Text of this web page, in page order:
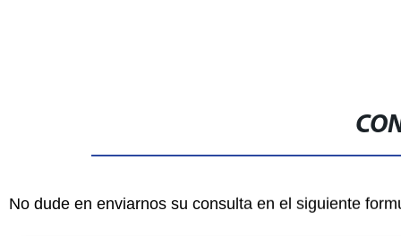
No dude en enviarnos su consulta en el siguiente